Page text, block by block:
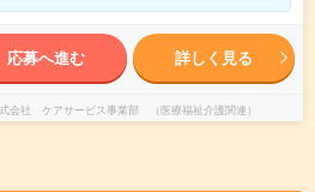
応募へ進む 詳しく見る
会社 ケアサービス事業部 （医療福祉介護関連）